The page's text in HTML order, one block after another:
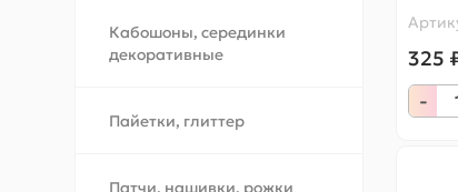
Кабошоны, серединки
декоративные
Пайетки, глиттер
Патчи, нашивки, рожки
325
-